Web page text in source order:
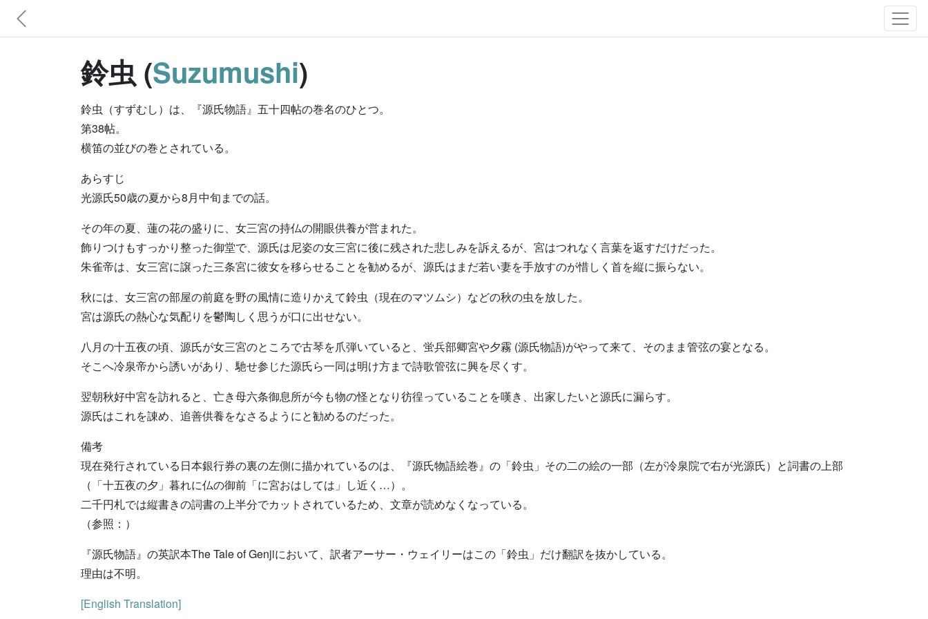
鈴虫 (Suzumushi)
鈴虫（すずむし）は、『源氏物語』五十四帖の巻名のひとつ。
第38帖。
横笛の並びの巻とされている。
あらすじ
光源氏50歳の夏から8月中旬までの話。
その年の夏、蓮の花の盛りに、女三宮の持仏の開眼供養が営まれた。
飾りつけもすっかり整った御堂で、源氏は尼姿の女三宮に後に残された悲しみを訴えるが、宮はつれなく言葉を返すだけだった。
朱雀帝は、女三宮に譲った三条宮に彼女を移らせることを勧めるが、源氏はまだ若い妻を手放すのが惜しく首を縦に振らない。
秋には、女三宮の部屋の前庭を野の風情に造りかえて鈴虫（現在のマツムシ）などの秋の虫を放した。
宮は源氏の熱心な気配りを鬱陶しく思うが口に出せない。
八月の十五夜の頃、源氏が女三宮のところで古琴を爪弾いていると、蛍兵部卿宮や夕霧 (源氏物語)がやって来て、そのまま管弦の宴となる。
そこへ冷泉帝から誘いがあり、馳せ参じた源氏ら一同は明け方まで詩歌管弦に興を尽くす。
翌朝秋好中宮を訪れると、亡き母六条御息所が今も物の怪となり彷徨っていることを嘆き、出家したいと源氏に漏らす。
源氏はこれを諌め、追善供養をなさるようにと勧めるのだった。
備考
現在発行されている日本銀行券の裏の左側に描かれているのは、『源氏物語絵巻』の「鈴虫」その二の絵の一部（左が冷泉院で右が光源氏）と詞書の上部
（「十五夜の夕」暮れに仏の御前「に宮おはしては」し近く…）。
二千円札では縦書きの詞書の上半分でカットされているため、文章が読めなくなっている。
（参照：）
『源氏物語』の英訳本The Tale of Genjiにおいて、訳者アーサー・ウェイリーはこの「鈴虫」だけ翻訳を抜かしている。
理由は不明。
[English Translation]